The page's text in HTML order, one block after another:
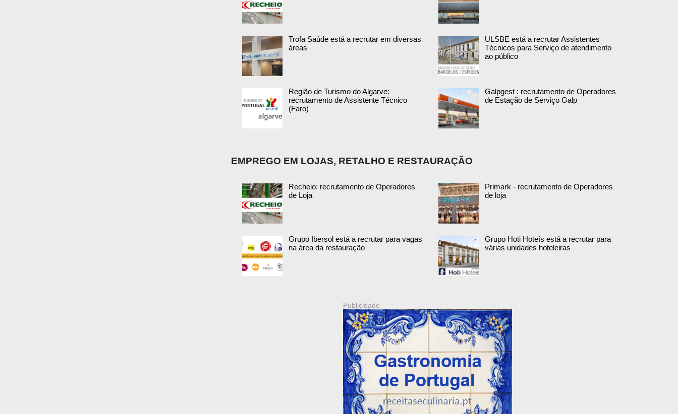
Trofa Saúde está a recrutar em diversas
áreas
Região de Turismo do Algarve:
recrutamento de Assistente Técnico
(Faro)
ULSBE está a recrutar Assistentes
Técnicos para Serviço de atendimento
ao público
Galpgest : recrutamento de Operadores
de Estação de Serviço Galp
EMPREGO EM LOJAS, RETALHO E RESTAURAÇÃO
Recheio: recrutamento de Operadores
de Loja
Grupo Ibersol está a recrutar para vagas
na área da restauração
Primark - recrutamento de Operadores
de loja
Grupo Hoti Hoteís está a recrutar para
várias unidades hoteleiras
Publicidade